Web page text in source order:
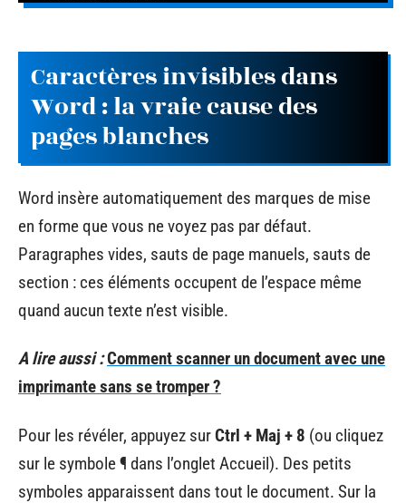
Caractères invisibles dans
Word : la vraie cause des
pages blanches
Word insère automatiquement des marques de mise
en forme que vous ne voyez pas par défaut.
Paragraphes vides, sauts de page manuels, sauts de
section : ces éléments occupent de l’espace même
quand aucun texte n’est visible.
A lire aussi :Comment scanner un document avec une
imprimante sans se tromper ?
Pour les révéler, appuyez surCtrl + Maj + 8 (ou cliquez
sur le symbole ¶ dans l’onglet Accueil). Des petits
symboles apparaissent dans tout le document. Sur la